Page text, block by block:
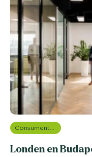
Consumentenonderzoek
Londen en